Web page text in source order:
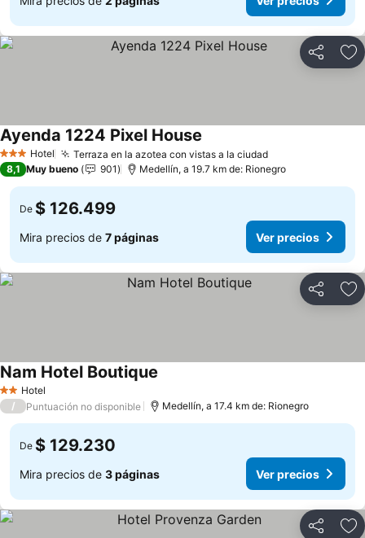
Compartir
3 Estrellas
Hotel Terraza en la azotea con vistas a la ciudadVer precios
Ayenda 1224 Pixel House
8,1 Muy bueno 901 Medellín, a 19.7 km de: Rionegro
De $ 126.499
Mira precios de 7 páginas Ver precios
Compartir
2 Estrellas
Hotel
Nam Hotel Boutique
/ Puntuación no disponible Medellín, a 17.4 km de: Rionegro
De $ 129.230
Mira precios de 3 páginas Ver precios
Compartir